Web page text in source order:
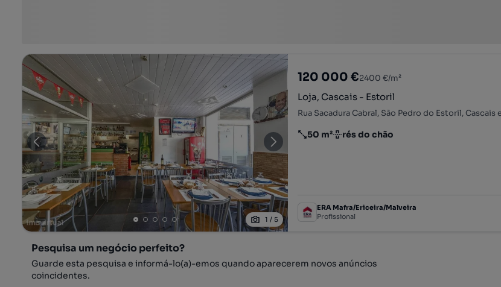
1 / 5
120 000 €2400 €/m²
Loja, Cascais - Estoril
Preço por metro quadrado
50 m²
Andar rés do chão
ERA Mafra/Ericeira/Malveira
Profissional
Pesquisa um negócio perfeito?
Guarde esta pesquisa e informá-lo(a)-emos quando aparecerem novos anúncios
coincidentes.